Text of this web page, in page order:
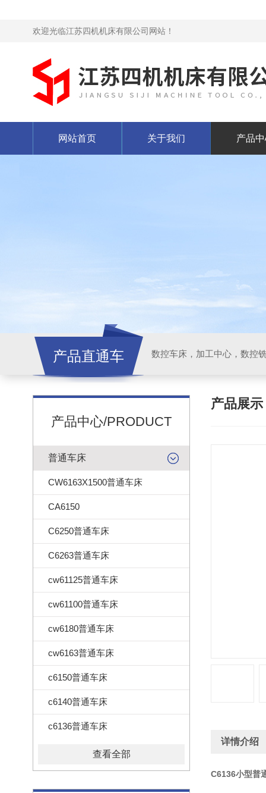
欢迎光临江苏四机机床有限公司网站！
网站首页 关于我们 产品
产品直通车
产品中心/PRODUCT
普通车床
CW6163X1500普通车床
CA6150
C6250普通车床
C6263普通车床
cw61125普通车床
cw61100普通车床
cw6180普通车床
cw6163普通车床
c6150普通车床
c6140普通车床
c6136普通车床
查看全部
产品展示
详情介绍
C6136小型普